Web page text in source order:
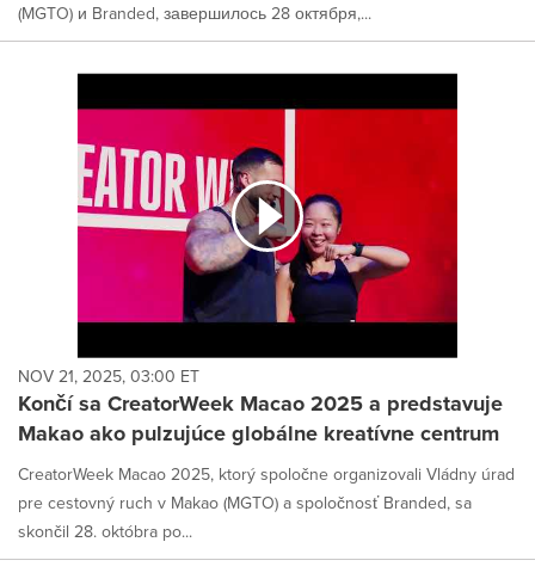
(MGTO) и Branded, завершилось 28 октября,...
NOV 21, 2025, 03:00 ET
Končí sa CreatorWeek Macao 2025 a predstavuje
Makao ako pulzujúce globálne kreatívne centrum
CreatorWeek Macao 2025, ktorý spoločne organizovali Vládny úrad
pre cestovný ruch v Makao (MGTO) a spoločnosť Branded, sa
skončil 28. októbra po...